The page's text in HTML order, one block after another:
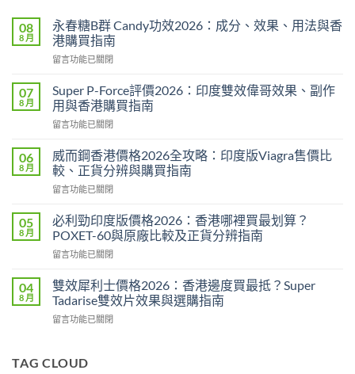
08
8 月
永春糖B群 Candy功效2026：成分、效果、用法與香
港購買指南
在
春
糖
B
群
功
效
2026：
成
效
果、
法
香
港
購
中
留言功能已關閉
07
8 月
Super P-Force評價2026：印度雙效偉哥效果、副作
用與香港購買指南
在
P-
Force
評
價
印
度
效
哥
效
副
與
留言功能已關閉
06
8 月
威而鋼香港價格2026全攻略：印度版Viagra售價比
較、正貨分辨與購買指南
在
而
鋼
香
港
格
2026
攻
度
留言功能已關閉
05
8 月
必利勁印度版價格2026：香港哪裡買最划算？
POXET-60與原廠比較及正貨分辨指南
在
利
勁
印
度
格
留言功能已關閉
04
8 月
雙效犀利士價格2026：香港邊度買最抵？Super
Tadarise雙效片效果與選購指南
在
犀
留言功能已關閉
TAG CLOUD